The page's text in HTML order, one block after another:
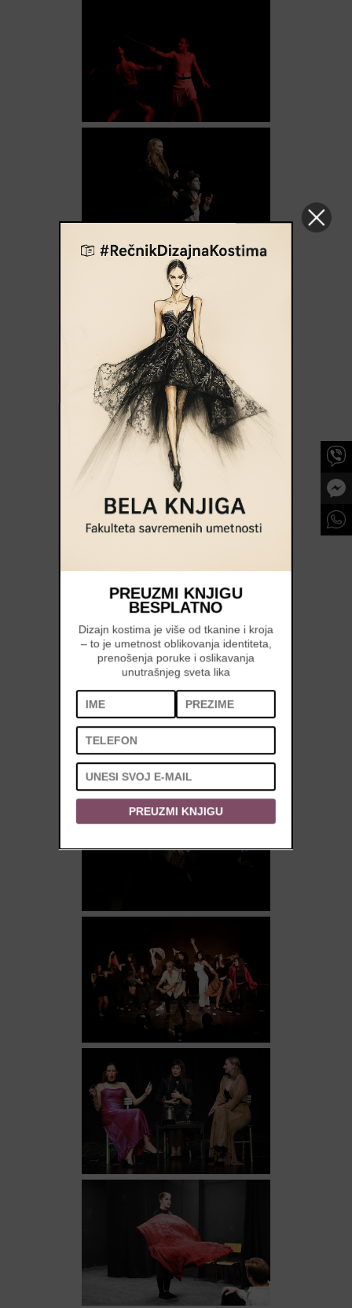
PREUZMI KNJIGU
BESPLATNO
Dizajn kostima je više od tkanine i kroja
– to je umetnost oblikovanja identiteta,
prenošenja poruke i oslikavanja
unutrašnjeg sveta lika
PREUZMI KNJIGU